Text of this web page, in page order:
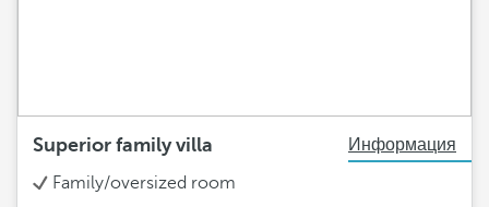
Superior family villa
Информация
Family/oversized room